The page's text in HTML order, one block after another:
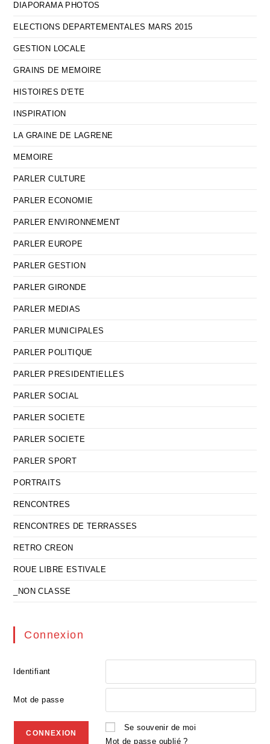
DIAPORAMA PHOTOS
ELECTIONS DEPARTEMENTALES MARS 2015
GESTION LOCALE
GRAINS DE MEMOIRE
HISTOIRES D'ETE
INSPIRATION
LA GRAINE DE LAGRENE
MEMOIRE
PARLER CULTURE
PARLER ECONOMIE
PARLER ENVIRONNEMENT
PARLER EUROPE
PARLER GESTION
PARLER GIRONDE
PARLER MEDIAS
PARLER MUNICIPALES
PARLER POLITIQUE
PARLER PRESIDENTIELLES
PARLER SOCIAL
PARLER SOCIETE
PARLER SOCIETE
PARLER SPORT
PORTRAITS
RENCONTRES
RENCONTRES DE TERRASSES
RETRO CREON
ROUE LIBRE ESTIVALE
_NON CLASSE
Connexion
Identifiant
Mot de passe
Se souvenir de moi
Mot de passe oublié ?